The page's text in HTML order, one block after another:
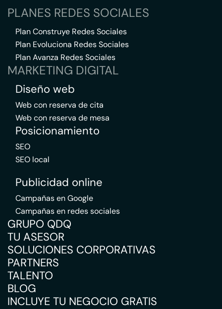
PLANES REDES SOCIALES
Plan Construye Redes Sociales
Plan Evoluciona Redes Sociales
Plan Avanza Redes Sociales
MARKETING DIGITAL
Diseño web
Web con reserva de cita
Web con reserva de mesa
Posicionamiento
SEO
SEO local
Publicidad online
Campañas en Google
Campañas en redes sociales
GRUPO QDQ
TU ASESOR
SOLUCIONES CORPORATIVAS
PARTNERS
TALENTO
BLOG
INCLUYE TU NEGOCIO GRATIS